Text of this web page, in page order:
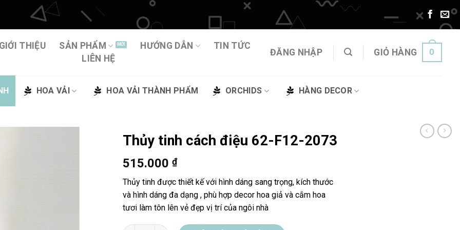
GIỚI THIỆU SẢN PHẨM HƯỚNG DẪN
TIN TỨC
LIÊN HỆ
ĐĂNG NHẬP GIỎ HÀNG 0
HOA VẢI HOA VẢI THÀNH PHẨM ORCHIDS HÀNG DECOR
Thủy tinh cách điệu 62-F12-2073
515.000 ₫
Thủy tinh được thiết kế với hình dáng sang trọng, kích thước
và hình dáng đa dạng , phù hợp decor hoa giả và cắm hoa
tươi làm tôn lên vẻ đẹp vị trí của ngôi nhà